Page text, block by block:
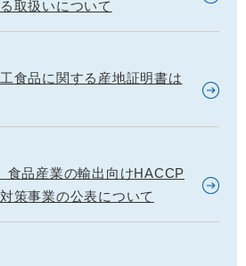
取扱いについて
食品に関する産地証明書は
品産業の輸出向けHACCP
策事業の公表について